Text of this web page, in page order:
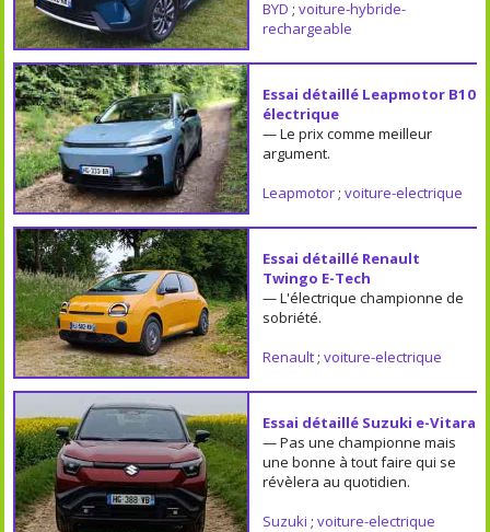
BYD ; voiture-hybride-
rechargeable
Essai détaillé Leapmotor B10
électrique
— Le prix comme meilleur
argument.
Leapmotor; voiture-electrique
Essai détaillé Renault
Twingo E-Tech
— L'électrique championne de
sobriété.
Renault; voiture-electrique
Essai détaillé Suzuki e-Vitara
— Pas une championne mais
une bonne à tout faire qui se
révèlera au quotidien.
Suzuki ; voiture-electrique